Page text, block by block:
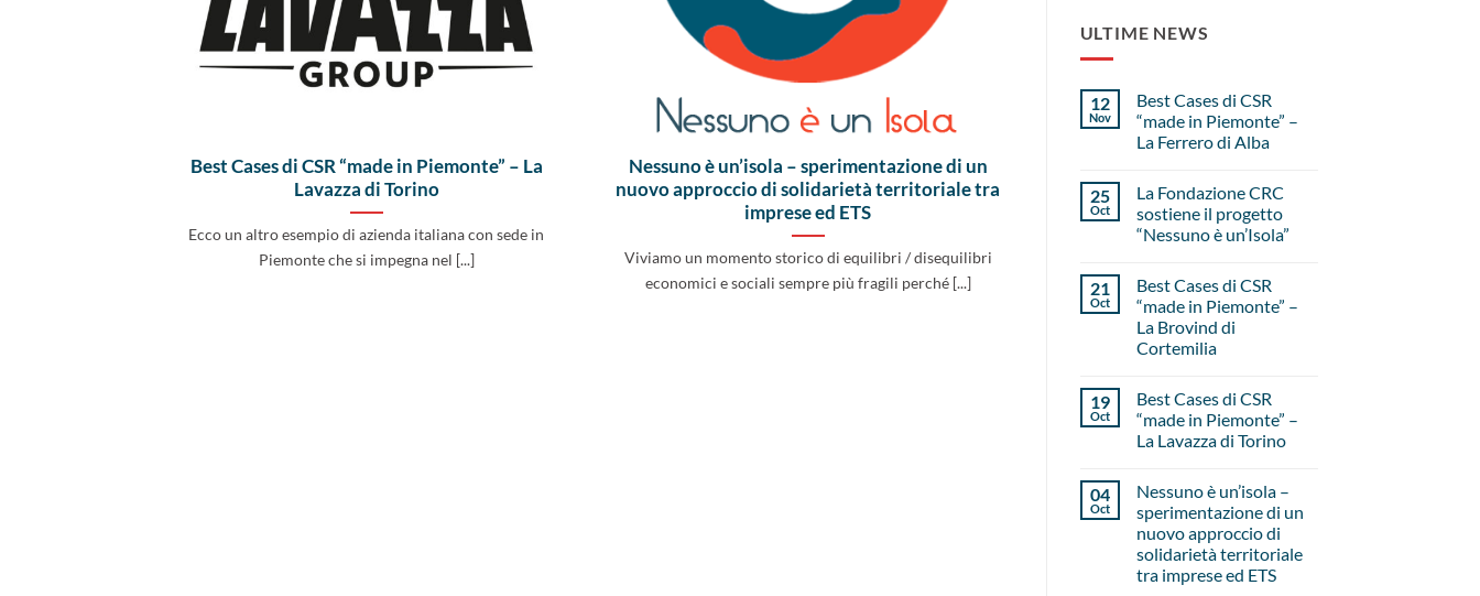
Best Cases di CSR “made in Piemonte” – La
Lavazza di Torino
Ecco un altro esempio di azienda italiana con sede in
Piemonte che si impegna nel [...]
Nessuno è un’isola – sperimentazione di un
nuovo approccio di solidarietà territoriale tra
imprese ed ETS
Viviamo un momento storico di equilibri / disequilibri
economici e sociali sempre più fragili perché [...]
ULTIME NEWS
12
Nov
Best Cases di CSR
“made in Piemonte” –
La Ferrero di Alba
25
Oct
La Fondazione CRC
sostiene il progetto
“Nessuno è un’Isola”
21
Oct
Best Cases di CSR
“made in Piemonte” –
La Brovind di
Cortemilia
19
Oct
Best Cases di CSR
“made in Piemonte” –
La Lavazza di Torino
04
Oct
Nessuno è un’isola –
sperimentazione di un
nuovo approccio di
solidarietà territoriale
tra imprese ed ETS